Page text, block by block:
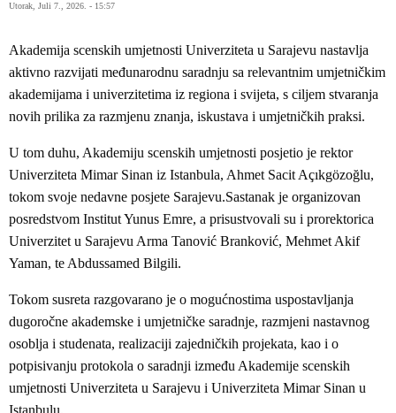
Utorak, Juli 7., 2026. - 15:57
Akademija scenskih umjetnosti Univerziteta u Sarajevu nastavlja
aktivno razvijati međunarodnu saradnju sa relevantnim umjetničkim
akademijama i univerzitetima iz regiona i svijeta, s ciljem stvaranja
novih prilika za razmjenu znanja, iskustava i umjetničkih praksi.
U tom duhu, Akademiju scenskih umjetnosti posjetio je rektor
Univerziteta Mimar Sinan iz Istanbula, Ahmet Sacit Açıkgözoğlu,
tokom svoje nedavne posjete Sarajevu.Sastanak je organizovan
posredstvom Institut Yunus Emre, a prisustvovali su i prorektorica
Univerzitet u Sarajevu Arma Tanović Branković, Mehmet Akif
Yaman, te Abdussamed Bilgili.
Tokom susreta razgovarano je o mogućnostima uspostavljanja
dugoročne akademske i umjetničke saradnje, razmjeni nastavnog
osoblja i studenata, realizaciji zajedničkih projekata, kao i o
potpisivanju protokola o saradnji između Akademije scenskih
umjetnosti Univerziteta u Sarajevu i Univerziteta Mimar Sinan u
Istanbulu.